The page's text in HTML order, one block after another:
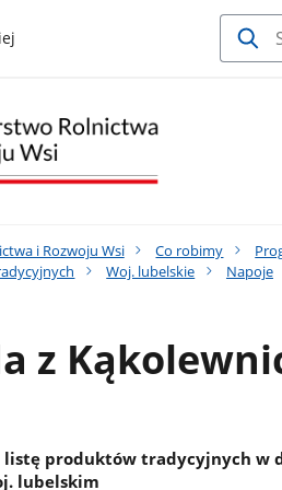
i Rozwoju Wsi Co robimy
Woj. lubelskie Napoje
z
produktów tradycyjnych w
lubelskim